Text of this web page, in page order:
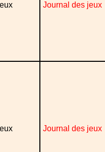
Journal des jeux
Journal des jeux